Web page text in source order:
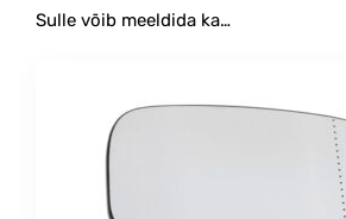
Sulle võib meeldida ka…